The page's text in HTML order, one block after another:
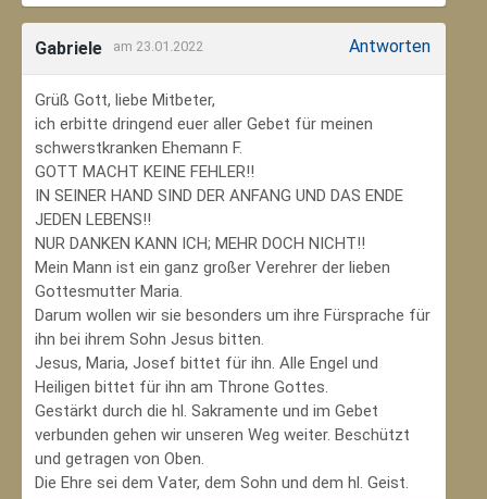
Gabriele am 23.01.2022 Antworten
Grüß Gott, liebe Mitbeter,
ich erbitte dringend euer aller Gebet für meinen
schwerstkranken Ehemann F.
GOTT MACHT KEINE FEHLER!!
IN SEINER HAND SIND DER ANFANG UND DAS ENDE
JEDEN LEBENS!!
NUR DANKEN KANN ICH; MEHR DOCH NICHT!!
Mein Mann ist ein ganz großer Verehrer der lieben
Gottesmutter Maria.
Darum wollen wir sie besonders um ihre Fürsprache für
ihn bei ihrem Sohn Jesus bitten.
Jesus, Maria, Josef bittet für ihn. Alle Engel und
Heiligen bittet für ihn am Throne Gottes.
Gestärkt durch die hl. Sakramente und im Gebet
verbunden gehen wir unseren Weg weiter. Beschützt
und getragen von Oben.
Die Ehre sei dem Vater, dem Sohn und dem hl. Geist.